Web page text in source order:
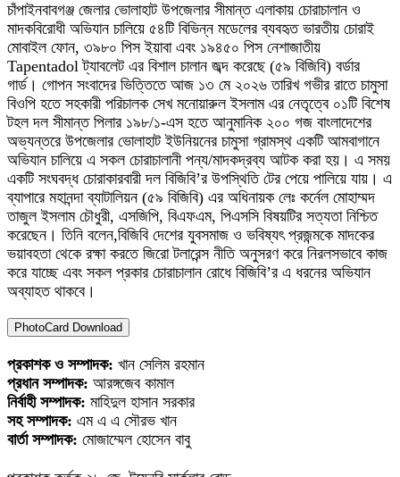
চাঁপাইনবাবগঞ্জ জেলার ভোলাহাট উপজেলার সীমান্ত এলাকায় চোরাচালান ও
মাদকবিরোধী অভিযান চালিয়ে ৫৪টি বিভিন্ন মডেলের ব্যবহৃত ভারতীয় চোরাই
মোবাইল ফোন, ৩৯৮০ পিস ইয়াবা এবং ১৯৪৫০ পিস নেশাজাতীয়
Tapentadol ট্যাবলেট এর বিশাল চালান জব্দ করেছে (৫৯ বিজিবি) বর্ডার
গার্ড। গোপন সংবাদের ভিত্তিতে আজ ১৩ মে ২০২৬ তারিখ গভীর রাতে চামুসা
বিওপি হতে সহকারী পরিচালক সেখ মনোয়ারুল ইসলাম এর নেতৃত্বে ০১টি বিশেষ
টহল দল সীমান্ত পিলার ১৯৮/১-এস হতে আনুমানিক ২০০ গজ বাংলাদেশের
অভ্যন্তরে উপজেলার ভোলাহাট ইউনিয়নের চামুসা গ্রামস্থ একটি আমবাগানে
অভিযান চালিয়ে এ সকল চোরাচালানী পন্য/মাদকদ্রব্য আটক করা হয়। এ সময়
একটি সংঘবদ্ধ চোরাকারবারী দল বিজিবি’র উপস্থিতি টের পেয়ে পালিয়ে যায়। এ
ব্যাপারে মহানন্দা ব্যাটালিয়ন (৫৯ বিজিবি) এর অধিনায়ক লেঃ কর্নেল মোহাম্মদ
তাজুল ইসলাম চৌধুরী, এসজিপি, বিএফএম, পিএসসি বিষয়টির সত্যতা নিশ্চিত
করেছেন। তিনি বলেন,বিজিবি দেশের যুবসমাজ ও ভবিষ্যৎ প্রজন্মকে মাদকের
ভয়াবহতা থেকে রক্ষা করতে জিরো টলারেন্স নীতি অনুসরণ করে নিরলসভাবে কাজ
করে যাচ্ছে এবং সকল প্রকার চোরাচালান রোধে বিজিবি’র এ ধরনের অভিযান
অব্যাহত থাকবে।
PhotoCard Download
প্রকাশক ও সম্পাদক: খান সেলিম রহমান
প্রধান সম্পাদক: আরঙ্গজেব কামাল
নির্বাহী সম্পাদক: মাহিদুল হাসান সরকার
সহ সম্পাদক: এম এ এ সৌরভ খান
বার্তা সম্পাদক: মোজাম্মেল হোসেন বাবু